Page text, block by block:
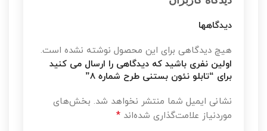
دیدگاهها
هیچ دیدگاهی برای این محصول نوشته نشده است.
اولین نفری باشید که دیدگاهی را ارسال می کنید
برای “تابلو نئون بستنی طرح شماره 8”
نشانی ایمیل شما منتشر نخواهد شد. بخش‌های
موردنیاز علامت‌گذاری شده‌اند *